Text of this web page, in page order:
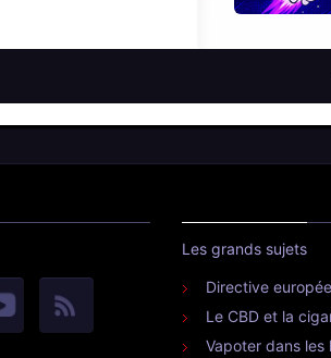
Les grands sujets
Directive
Le CBD et la
Vapoter dans les